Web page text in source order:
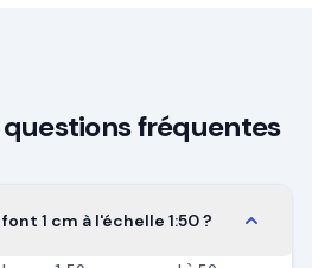
fréquentes
1 cm à l'échelle 1:50 ?